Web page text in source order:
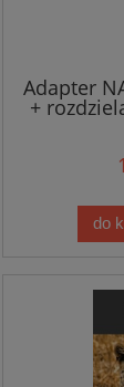
Adapter
+
do